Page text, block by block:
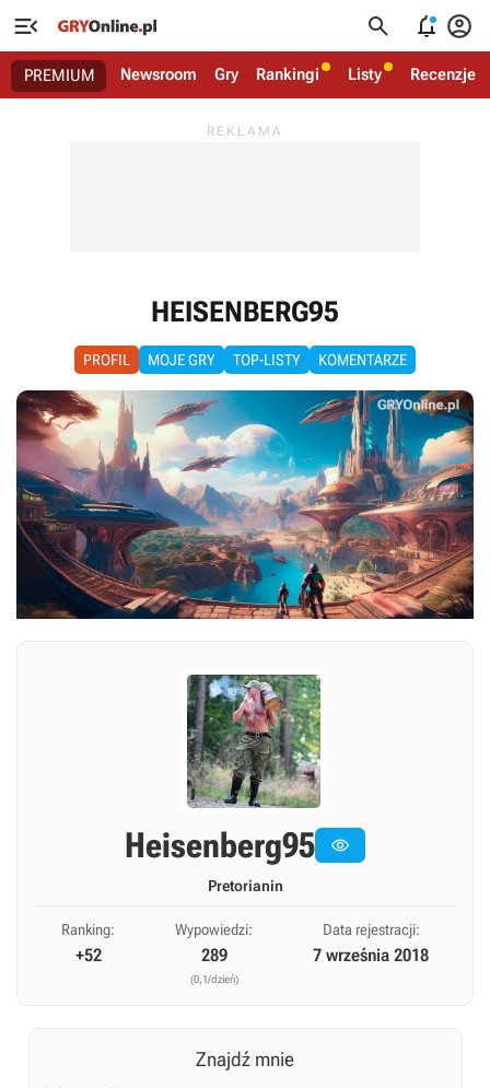
   
PREMIUM Newsroom Gry Rankingi Listy Recenzje
HEISENBERG95
PROFIL MOJE GRY TOP-LISTY KOMENTARZE
Heisenberg95 
Pretorianin
Ranking:
+52
Wypowiedzi:
289
(0,1/dzień)
Data rejestracji:
7 września 2018
Znajdź mnie